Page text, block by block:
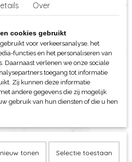
(0)
>Lemon & Soda>
Over
cookies gebruikt
voor verkeersanalyse, het
functies en het personaliseren van
Daarnaast verlenen we onze sociale
toegang tot informatie
Zij kunnen deze informatie
andere gegevens die zij mogelijk
gebruik van hun diensten of die u hen
tonen Selectie toestaan